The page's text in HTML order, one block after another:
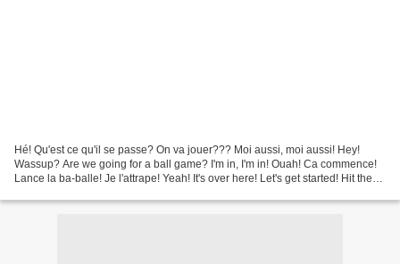
Hé! Qu'est ce qu'il se passe? On va jouer??? Moi aussi, moi aussi! Hey!
Wassup? Are we going for a ball game? I'm in, I'm in! Ouah! Ca commence!
Lance la ba-balle! Je l'attrape! Yeah! It's over here! Let's get started! Hit the